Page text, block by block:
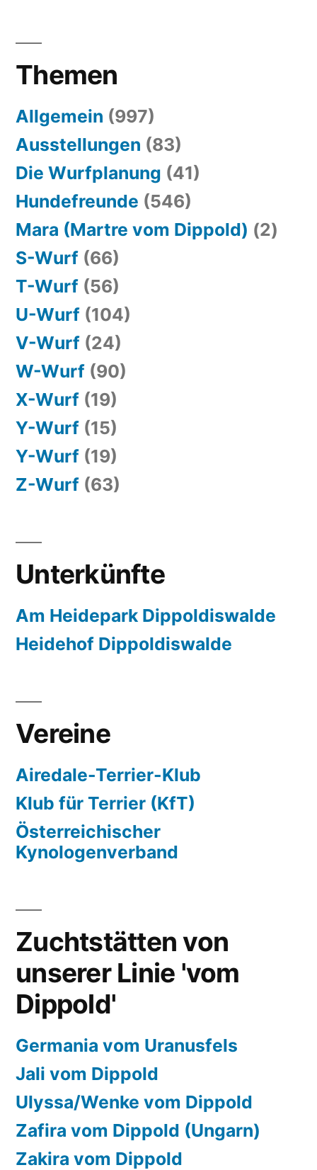
Themen
Allgemein (997)
Ausstellungen (83)
Die Wurfplanung (41)
Hundefreunde (546)
Mara (Martre vom Dippold) (2)
S-Wurf (66)
T-Wurf (56)
U-Wurf (104)
V-Wurf (24)
W-Wurf (90)
X-Wurf (19)
Y-Wurf (15)
Y-Wurf (19)
Z-Wurf (63)
Unterkünfte
Am Heidepark Dippoldiswalde
Heidehof Dippoldiswalde
Vereine
Airedale-Terrier-Klub
Klub für Terrier (KfT)
Österreichischer
Kynologenverband
Zuchtstätten von
unserer Linie 'vom
Dippold'
Germania vom Uranusfels
Jali vom Dippold
Ulyssa/Wenke vom Dippold
Zafira vom Dippold (Ungarn)
Zakira vom Dippold